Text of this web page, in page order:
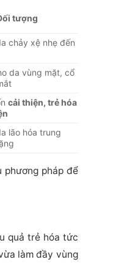
tượng
chảy xệ nhẹ đến
da vùng mặt, cổ
cải thiện, trẻ hóa
lão hóa trung
phương pháp để
quả trẻ hóa tức
làm đầy vùng